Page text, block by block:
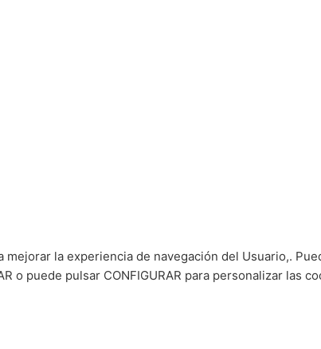
la experiencia de navegación del Usuario,.
o puede pulsar CONFIGURAR para personalizar las